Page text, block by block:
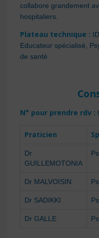
collabore grandement
hospitaliers.
Plateau technique :
Educateur spécialisé,
de santé
N° pour prendre rdv :
Praticien
Dr
GUILLEMOTONIA
Dr MALVOISIN
Dr SADIKKI
Dr GALLE